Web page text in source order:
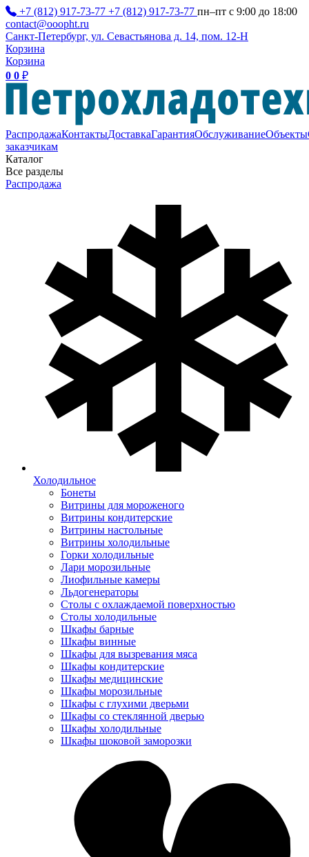
+7 (812) 917-73-77 +7 (812) 917-73-77 пн–пт с 9:00 до 18:00
contact@ooopht.ru
Санкт-Петербург, ул. Севастьянова д. 14, пом. 12-Н
Корзина
Корзина
0 0 ₽
РаспродажаКонтактыДоставкаГарантияОбслуживаниеОбъекты
заказчикам
Каталог
Все разделы
Распродажа
Холодильное
Бонеты
Витрины для мороженого
Витрины кондитерские
Витрины настольные
Витрины холодильные
Горки холодильные
Лари морозильные
Лиофильные камеры
Льдогенераторы
Столы с охлаждаемой поверхностью
Столы холодильные
Шкафы барные
Шкафы винные
Шкафы для вызревания мяса
Шкафы кондитерские
Шкафы медицинские
Шкафы морозильные
Шкафы с глухими дверьми
Шкафы со стеклянной дверью
Шкафы холодильные
Шкафы шоковой заморозки